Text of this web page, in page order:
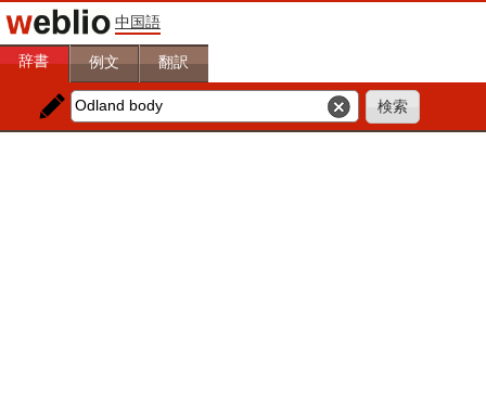
中国語
辞書 例文 翻訳